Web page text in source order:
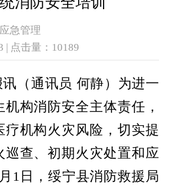
急管理
| 点击量：10189
（通讯员 何静）为进一
构消防安全主体责任，
疗机构火灾风险，切实提
巡查、初期火灾处置和应
1日，绥宁县消防救援局